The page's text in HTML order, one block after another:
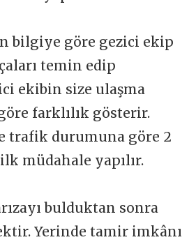
bilgiye göre gezici ekip
temin edip
ekibin size ulaşma
farklılık gösterir.
trafik durumuna göre 2
müdahale yapılır.
bulduktan sonra
Yerinde tamir imkânı